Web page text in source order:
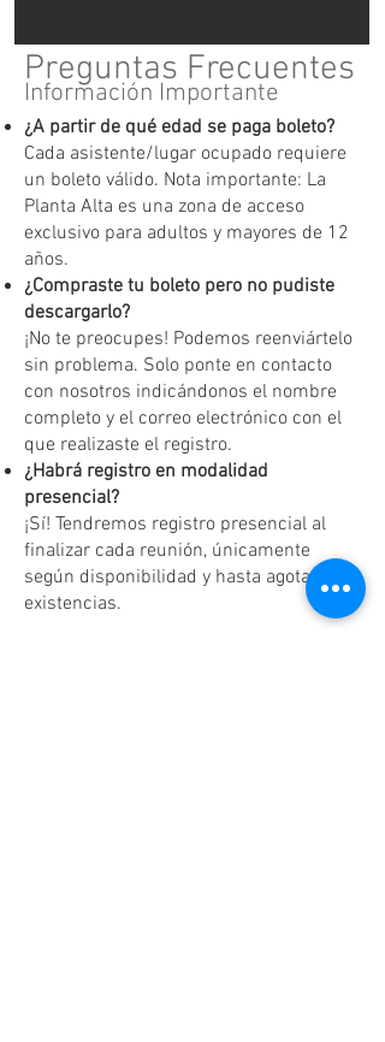
Preguntas Frecuentes
Información Importante
¿A partir de qué edad se paga boleto?
Cada asistente/lugar ocupado requiere
un boleto válido. Nota importante: La
Planta Alta es una zona de acceso
exclusivo para adultos y mayores de 12
años.
¿Compraste tu boleto pero no pudiste
descargarlo?
¡No te preocupes! Podemos reenviártelo
sin problema. Solo ponte en contacto
con nosotros indicándonos el nombre
completo y el correo electrónico con el
que realizaste el registro.
¿Habrá registro en modalidad
presencial?
¡Sí! Tendremos registro presencial al
finalizar cada reunión, únicamente
según disponibilidad y hasta agotar
existencias.